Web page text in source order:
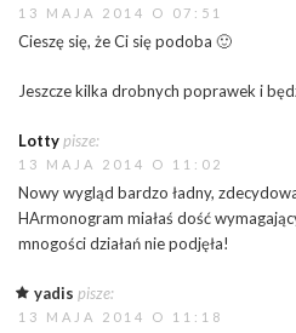
13 MAJA 2014 O 07:51
Cieszę się, że Ci się podoba 🙂
Jeszcze kilka drobnych poprawek i
Lottypisze:
13 MAJA 2014 O 11:02
Nowy wygląd bardzo ładny,
HArmonogram miałaś dość
mnogości działań nie podjęła!
yadis pisze:
13 MAJA 2014 O 11:18